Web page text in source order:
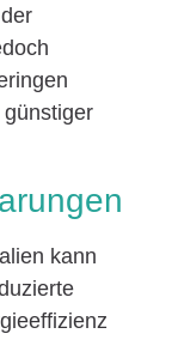
kann